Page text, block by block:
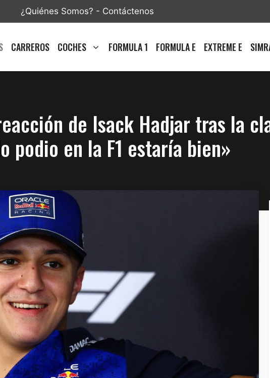
¿Quiénes Somos? - Contáctenos
CARREROS COCHES FORMULA 1 FORMULA E EXTREME E
de Isack Hadjar tras la
podio en la F1 estaría bien»